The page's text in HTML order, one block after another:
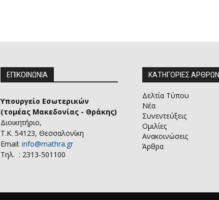
ΕΠΙΚΟΙΝΩΝΙΑ
Υπουργείο Εσωτερικών
(τομέας Μακεδονίας - Θράκης)
Διοικητήριο,
Τ.Κ. 54123, Θεσσαλονίκη
Email: info@mathra.gr
Τηλ. : 2313-501100
ΚΑΤΗΓΟΡΙΕΣ ΑΡΘΡΩΝ
Δελτία Τύπου
Νέα
Συνεντεύξεις
Ομιλίες
Ανακοινώσεις
Άρθρα